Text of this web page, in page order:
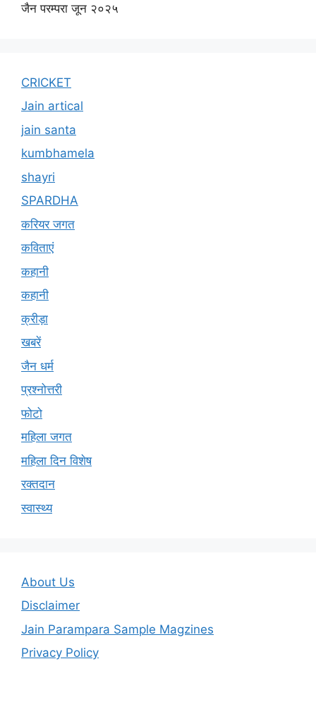
जैन परम्परा जून २०२५
CRICKET
Jain artical
jain santa
kumbhamela
shayri
SPARDHA
करियर जगत
कविताएं
कहानी
कहानी
क्रीड़ा
खबरें
जैन धर्म
प्रश्नोत्तरी
फोटो
महिला जगत
महिला दिन विशेष
रक्तदान
स्वास्थ्य
About Us
Disclaimer
Jain Parampara Sample Magzines
Privacy Policy